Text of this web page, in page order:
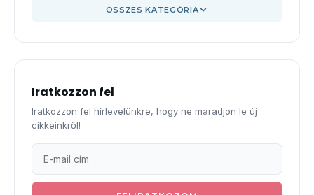
ÖSSZES KATEGÓRIA
Iratkozzon fel
Iratkozzon fel hírlevelünkre, hogy ne maradjon le új
cikkeinkről!